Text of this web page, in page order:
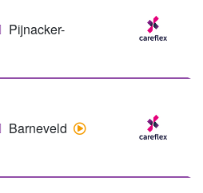
Pijnacker-
Barneveld